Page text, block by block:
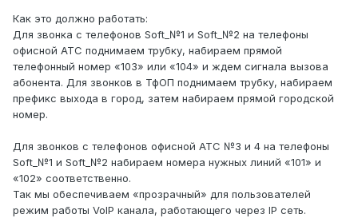
Как это должно работать:
Для звонка с телефонов Soft_№1 и Soft_№2 на телефоны
офисной АТС поднимаем трубку, набираем прямой
телефонный номер «103» или «104» и ждем сигнала вызова
абонента. Для звонков в ТфОП поднимаем трубку, набираем
префикс выхода в город, затем набираем прямой городской
номер.
Для звонков с телефонов офисной АТС №3 и 4 на телефоны
Soft_№1 и Soft_№2 набираем номера нужных линий «101» и
«102» соответственно.
Так мы обеспечиваем «прозрачный» для пользователей
режим работы VoIP канала, работающего через IP сеть.